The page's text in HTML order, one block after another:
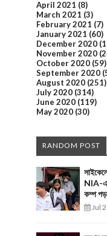
April 2021 (8)
March 2021 (3)
February 2021 (7)
January 2021 (60)
December 2020
November 2020
October 2020 (59)
September 2020
August 2020 (251)
July 2020 (314)
June 2020 (119)
May 2020 (30)
RANDOM POST
NIA-
কম্প
Jul